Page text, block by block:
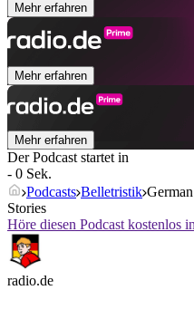
Mehr erfahren
Mehr erfahren
Mehr erfahren
Der Podcast startet in
- 0 Sek.
Podcasts Belletristik
Stories
Höre diesen Podcast kostenlos
radio.de